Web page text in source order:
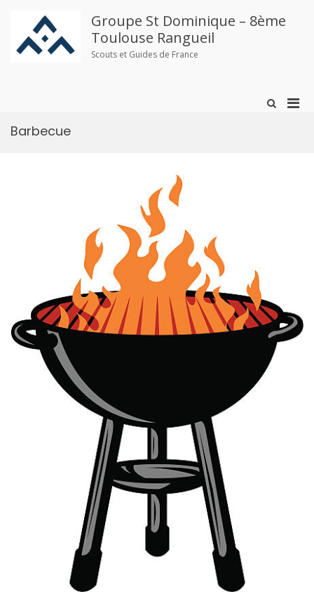
contenu
Groupe St Dominique – 8ème
Toulouse Rangueil
Scouts et Guides de France
Afficher
Barbecue